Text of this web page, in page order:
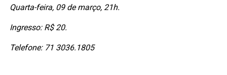
Quarta-feira, 09 de março, 21h.
Ingresso: R$ 20.
Telefone: 71 3036.1805